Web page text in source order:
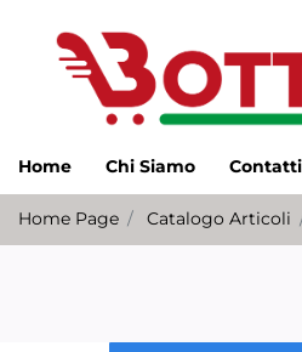
Home Chi Siamo Contatti
Home Page Catalogo Articoli